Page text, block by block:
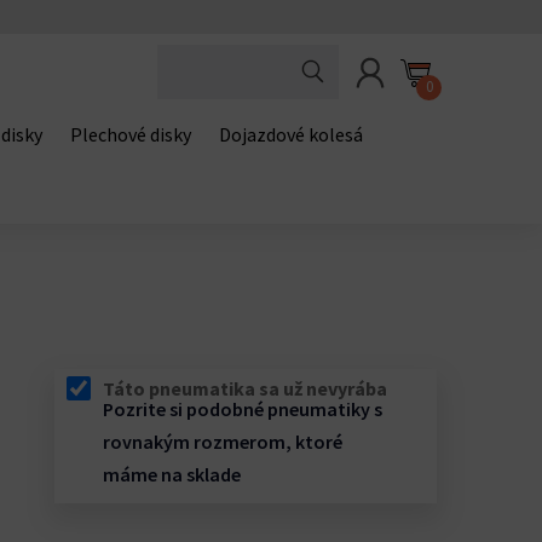
0
Plechové disky Dojazdové kolesá
Táto pneumatika sa už nevyrába
Pozrite si podobné pneumatiky s
rovnakým rozmerom, ktoré
máme na sklade